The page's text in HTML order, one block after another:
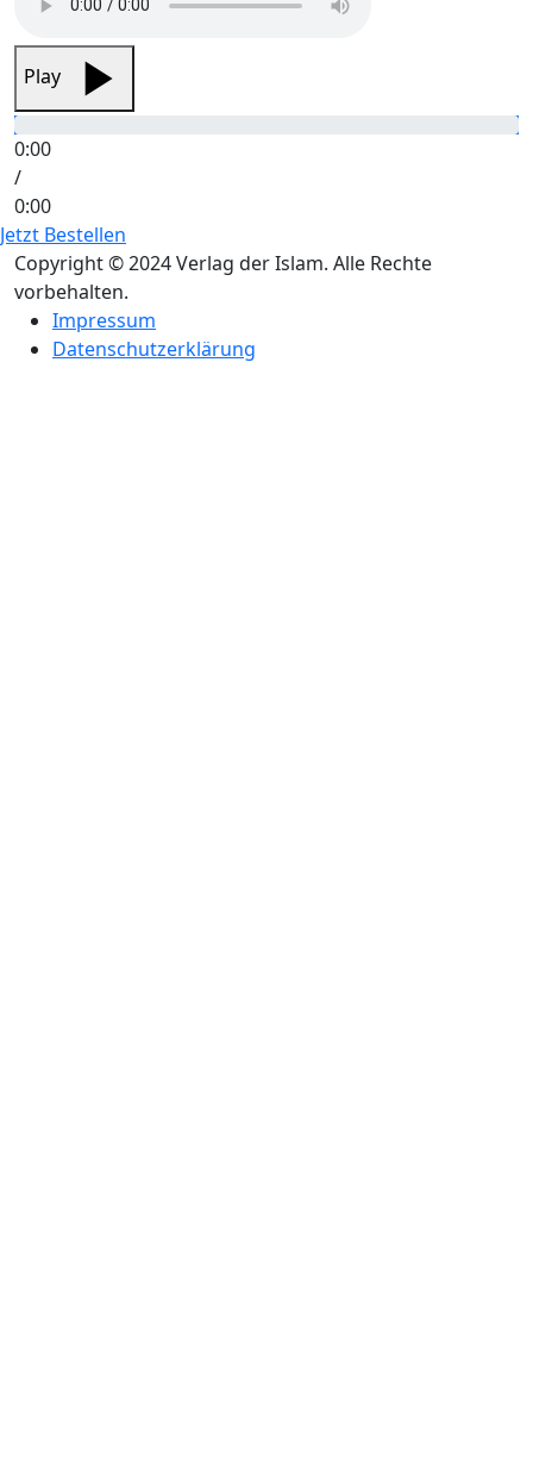
Play
0:00
/
0:00
Jetzt Bestellen
Copyright © 2024 Verlag der Islam. Alle Rechte
vorbehalten.
Impressum
Datenschutzerklärung